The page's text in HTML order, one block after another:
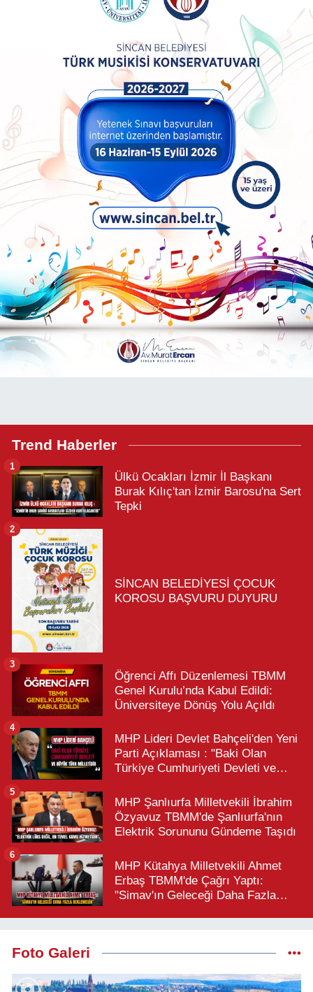
Trend Haberler
Ülkü Ocakları İzmir İl Başkanı
Burak Kılıç'tan İzmir Barosu'na Sert
Tepki
1
SİNCAN BELEDİYESİ ÇOCUK
KOROSU BAŞVURU DUYURU
2
Öğrenci Affı Düzenlemesi TBMM
Genel Kurulu’nda Kabul Edildi:
Üniversiteye Dönüş Yolu Açıldı
3
MHP Lideri Devlet Bahçeli'den Yeni
Parti Açıklaması : "Baki Olan
Türkiye Cumhuriyeti Devleti ve
4
MHP Şanlıurfa Milletvekili İbrahim
Özyavuz TBMM'de Şanlıurfa'nın
Elektrik Sorununu Gündeme Taşıdı
5
MHP Kütahya Milletvekili Ahmet
Erbaş TBMM'de Çağrı Yaptı:
"Simav'ın Geleceği Daha Fazla
6
Foto Galeri